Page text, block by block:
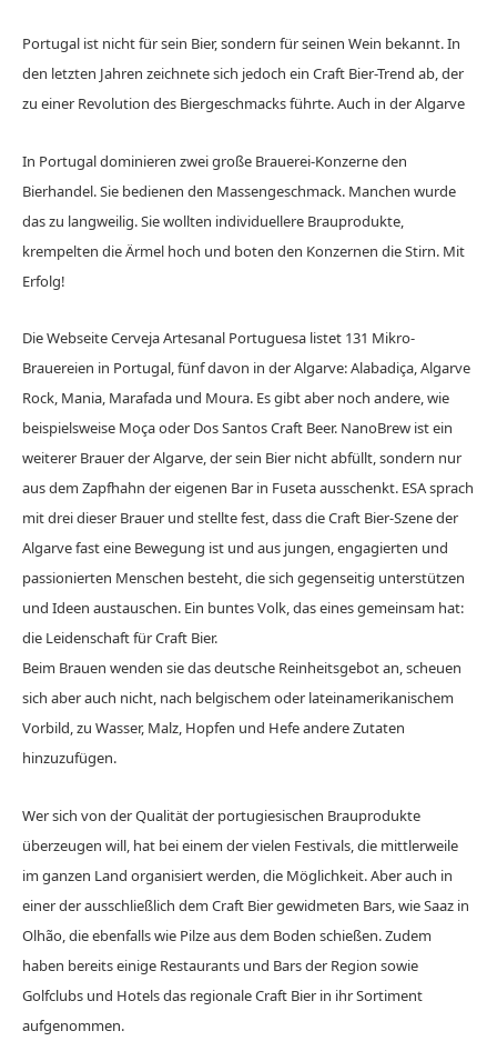
Portugal ist nicht für sein Bier, sondern für seinen Wein bekannt. In
den letzten Jahren zeichnete sich jedoch ein Craft Bier-Trend ab, der
zu einer Revolution des Biergeschmacks führte. Auch in der Algarve
In Portugal dominieren zwei große Brauerei-Konzerne den
Bierhandel. Sie bedienen den Massengeschmack. Manchen wurde
das zu langweilig. Sie wollten individuellere Brauprodukte,
krempelten die Ärmel hoch und boten den Konzernen die Stirn. Mit
Erfolg!
Die Webseite Cerveja Artesanal Portuguesa listet 131 Mikro-
Brauereien in Portugal, fünf davon in der Algarve: Alabadiça, Algarve
Rock, Mania, Marafada und Moura. Es gibt aber noch andere, wie
beispielsweise Moça oder Dos Santos Craft Beer. NanoBrew ist ein
weiterer Brauer der Algarve, der sein Bier nicht abfüllt, sondern nur
aus dem Zapfhahn der eigenen Bar in Fuseta ausschenkt. ESA sprach
mit drei dieser Brauer und stellte fest, dass die Craft Bier-Szene der
Algarve fast eine Bewegung ist und aus jungen, engagierten und
passionierten Menschen besteht, die sich gegenseitig unterstützen
und Ideen austauschen. Ein buntes Volk, das eines gemeinsam hat:
die Leidenschaft für Craft Bier.
Beim Brauen wenden sie das deutsche Reinheitsgebot an, scheuen
sich aber auch nicht, nach belgischem oder lateinamerikanischem
Vorbild, zu Wasser, Malz, Hopfen und Hefe andere Zutaten
hinzuzufügen.
Wer sich von der Qualität der portugiesischen Brauprodukte
überzeugen will, hat bei einem der vielen Festivals, die mittlerweile
im ganzen Land organisiert werden, die Möglichkeit. Aber auch in
einer der ausschließlich dem Craft Bier gewidmeten Bars, wie Saaz in
Olhão, die ebenfalls wie Pilze aus dem Boden schießen. Zudem
haben bereits einige Restaurants und Bars der Region sowie
Golfclubs und Hotels das regionale Craft Bier in ihr Sortiment
aufgenommen.